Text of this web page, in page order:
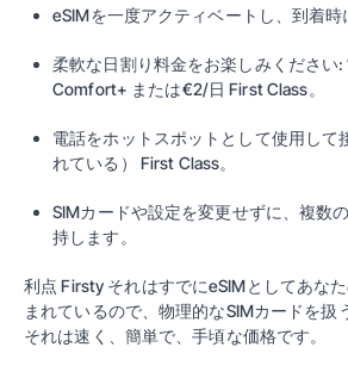
eSIMを一度アクティベートし、到着時
柔軟な日割り料金をお楽しみください:
Comfort+ または€2/日First Class。
電話をホットスポットとして使用して
れている） First Class。
SIMカードや設定を変更せずに、複数
持します。
利点Firsty それはすでにeSIMとしてあな
まれているので、物理的なSIMカードを扱
それは速く、簡単で、手頃な価格です。